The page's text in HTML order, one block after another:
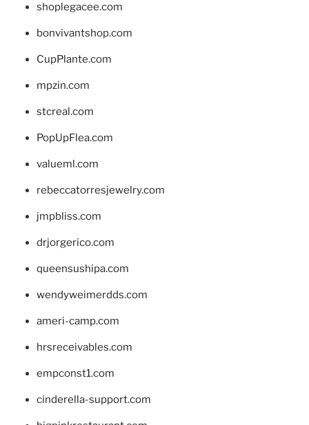
shoplegacee.com
bonvivantshop.com
CupPlante.com
mpzin.com
stcreal.com
PopUpFlea.com
valueml.com
rebeccatorresjewelry.com
jmpbliss.com
drjorgerico.com
queensushipa.com
wendyweimerdds.com
ameri-camp.com
hrsreceivables.com
empconst1.com
cinderella-support.com